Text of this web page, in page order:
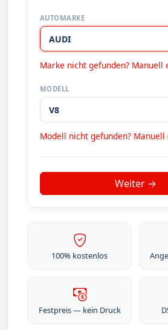
AUTOMARKE
Marke nicht gefunden? Manuell
MODELL
Modell nicht gefunden? Manuell
100% kostenlos
Festpreis — kein Druck